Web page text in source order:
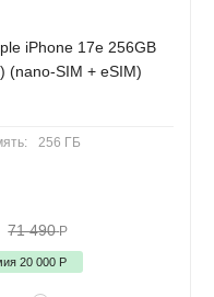
чип A15 Bionic в
почти на 30% мощнее
нет слота Micro SD,
iPhone 17e 256GB
(nano-SIM + eSIM)
256 ГБ
71 490 Р
20 000 Р